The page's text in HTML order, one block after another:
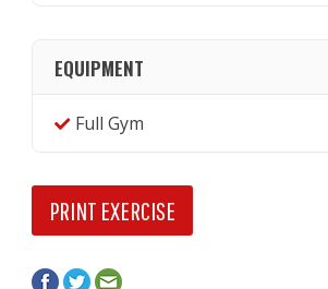
EQUIPMENT
Full Gym
PRINT EXERCISE